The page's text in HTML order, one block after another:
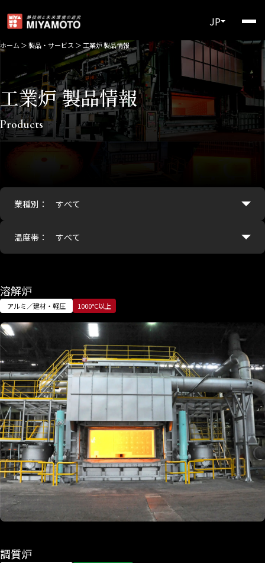
JP
ホーム ＞製品・サービス ＞ 工業炉 製品情報
工業炉 製品情報
Products
業種別：
温度帯：
溶解炉
アルミ／建材・軽圧 1000°C以上
調質炉